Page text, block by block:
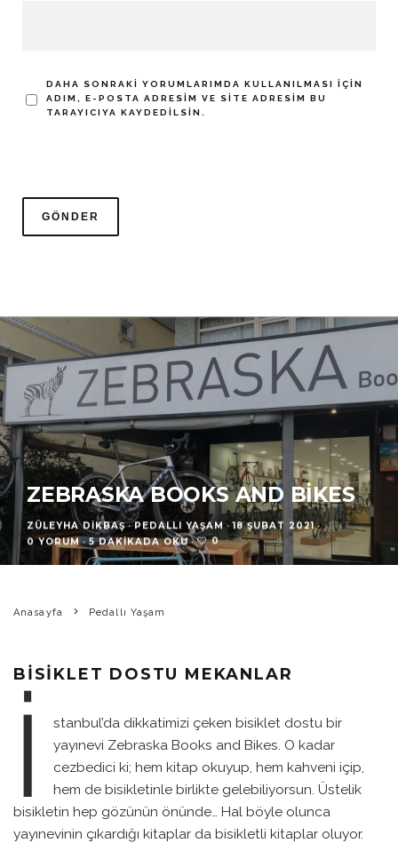
DAHA SONRAKI YORUMLARIMDA KULLANILMASI IÇIN
ADIM, E-POSTA ADRESIM VE SITE ADRESIM BU
TARAYICIYA KAYDEDILSIN.
ZEBRASKA BOOKS AND BIKES
ZÜLEYHA DIKBAŞ · PEDALLI YAŞAM · 18 ŞUBAT 2021 ·
0 YORUM · 5 DAKIKADA OKU · 0
Anasayfa Pedallı Yaşam
BISIKLET DOSTU MEKANLAR
İ
stanbul’da dikkatimizi çeken bisiklet dostu bir
yayınevi Zebraska Books and Bikes. O kadar
cezbedici ki; hem kitap okuyup, hem kahveni içip,
hem de bisikletinle birlikte gelebiliyorsun. Üstelik
bisikletin hep gözünün önünde… Hal böyle olunca
yayınevinin çıkardığı kitaplar da bisikletli kitaplar oluyor.